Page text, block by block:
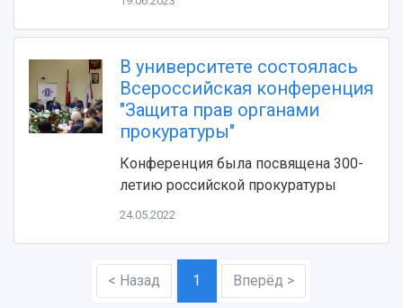
Кампус
3D-тур по университету
Музеи
Учебный аэродром
Центр истории авиационных двигателей
Ботанический сад
Умный дом бабочек
Международный межвузовский кампус
Сведения об образовательной организации
Официальные документы
Патенты
Публикации и издания
Отчеты о проведенных конференциях
В университете состоялась
Всероссийская конференция
"Защита прав органами
прокуратуры"
Конференция была посвящена 300-
летию российской прокуратуры
24.05.2022
< Назад 1 Вперёд >